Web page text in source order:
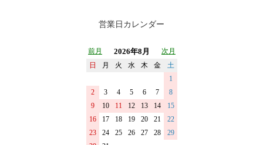
営業日カレンダー